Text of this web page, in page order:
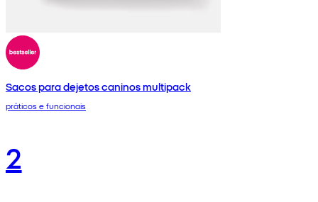
Sacos para dejetos caninos multipack
práticos e funcionais
2